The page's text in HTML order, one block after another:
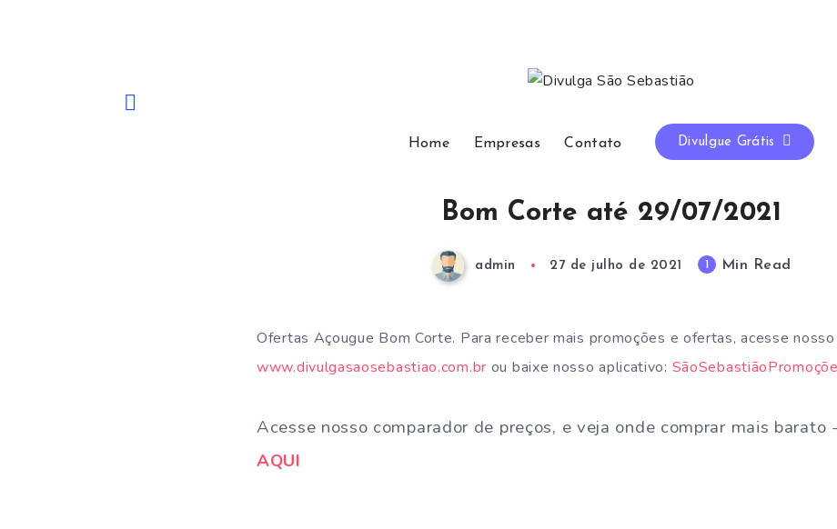
Home Empresas Contato Divulgue Grátis
Bom Corte até 29/07/2021
admin 27 de julho de 2021 Min Read
Ofertas Açougue Bom Corte. Para receber mais promoções e ofertas, acesse
www.divulgasaosebastiao.com.br ou baixe nosso aplicativo:
Acesse nosso comparador de preços, e veja onde comprar mais barato
AQUI